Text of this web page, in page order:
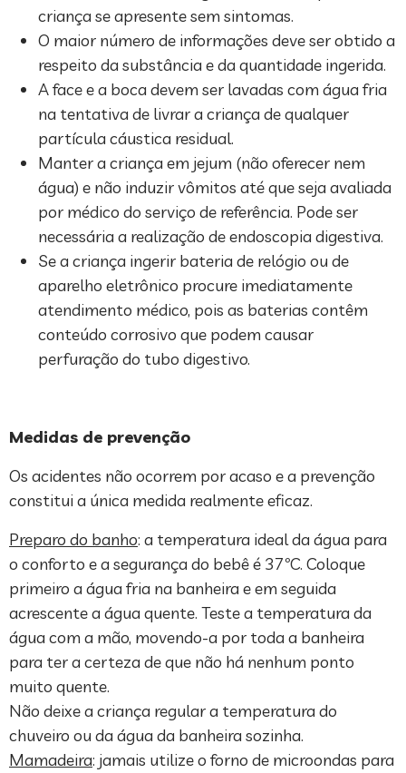
criança se apresente sem sintomas.
O maior número de informações deve ser obtido a
respeito da substância e da quantidade ingerida.
A face e a boca devem ser lavadas com água fria
na tentativa de livrar a criança de qualquer
partícula cáustica residual.
Manter a criança em jejum (não oferecer nem
água) e não induzir vômitos até que seja avaliada
por médico do serviço de referência. Pode ser
necessária a realização de endoscopia digestiva.
Se a criança ingerir bateria de relógio ou de
aparelho eletrônico procure imediatamente
atendimento médico, pois as baterias contêm
conteúdo corrosivo que podem causar
perfuração do tubo digestivo.
Medidas de prevenção
Os acidentes não ocorrem por acaso e a prevenção
constitui a única medida realmente eficaz.
Preparo do banho: a temperatura ideal da água para
o conforto e a segurança do bebê é 37ºC. Coloque
primeiro a água fria na banheira e em seguida
acrescente a água quente. Teste a temperatura da
água com a mão, movendo-a por toda a banheira
para ter a certeza de que não há nenhum ponto
muito quente.
Não deixe a criança regular a temperatura do
chuveiro ou da água da banheira sozinha.
Mamadeira: jamais utilize o forno de microondas para